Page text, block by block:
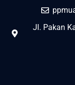
Jl. Pakan